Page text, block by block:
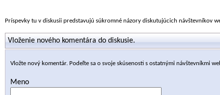
Príspevky tu v diskusii predstavujú súkromné názory diskutujúcich návštevníkov
Vloženie nového komentára do diskusie.
Vložte nový komentár. Podeľte sa o svoje skúsenosti s ostatnými návštevníkmi
Meno